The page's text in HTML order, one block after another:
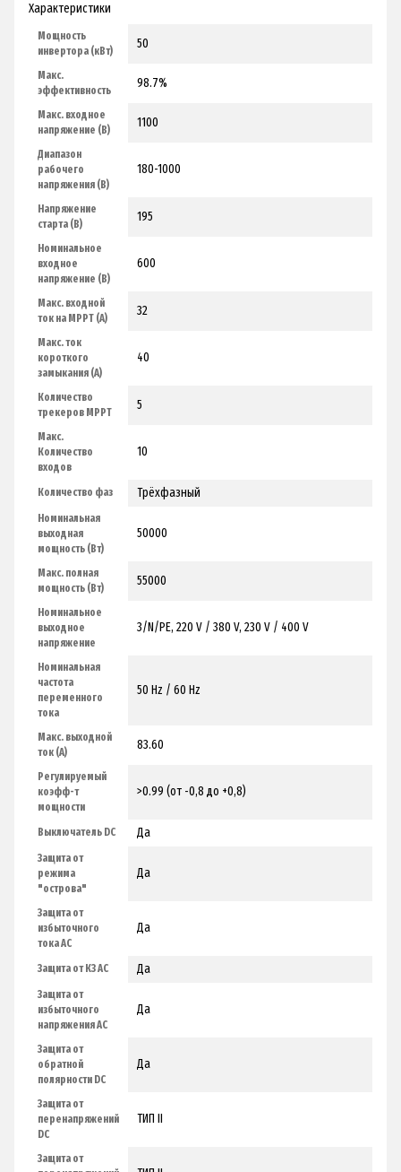
Характеристики
Мощность
инвертора (кВт)
50
Макс.
эффективность
98.7%
Макс. входное
напряжение (В)
1100
Диапазон
рабочего
напряжения (В)
180-1000
Напряжение
старта (В)
195
Номинальное
входное
напряжение (В)
600
Макс. входной
ток на MPPT (А)
32
Макс. ток
короткого
замыкания (А)
40
Количество
трекеров MPPТ
5
Макс.
Количество
входов
10
Количество фаз Трёхфазный
Номинальная
выходная
мощность (Вт)
50000
Макс. полная
мощность (Вт)
55000
Номинальное
выходное
напряжение
3/N/PE, 220 V / 380 V, 230 V / 400 V
Номинальная
частота
переменного
тока
50 Hz / 60 Hz
Макс. выходной
ток (А)
83.60
Регулируемый
коэфф-т
мощности
>0.99 (от -0,8 до +0,8)
Выключатель DC Да
Защита от
режима
"острова"
Да
Защита от
избыточного
тока AC
Да
Защита от КЗ AC Да
Защита от
избыточного
напряжения AC
Да
Защита от
обратной
полярности DC
Да
Защита от
перенапряжений
DC
TИП II
Защита от